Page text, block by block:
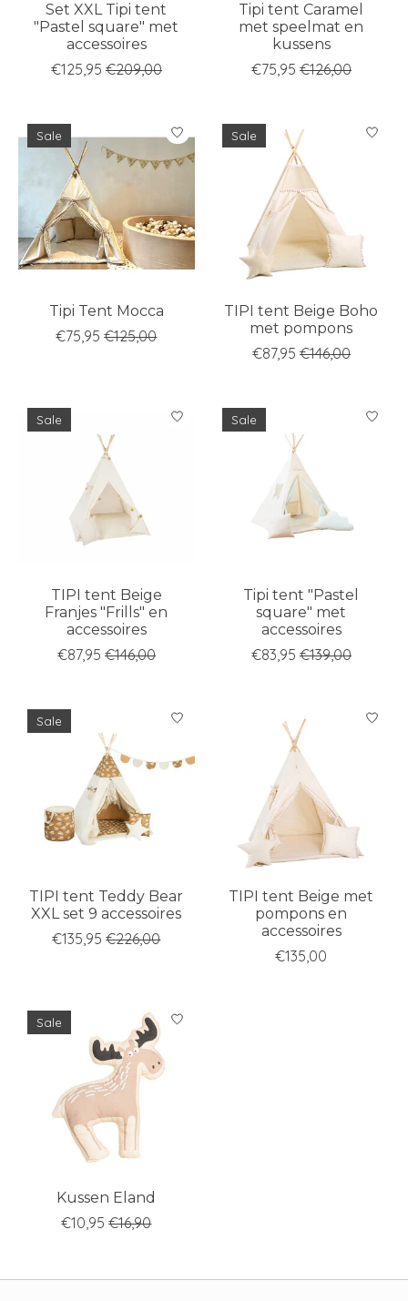
Set XXL Tipi tent
"Pastel square" met
accessoires
€125,95 €209,00
Tipi tent Caramel
met speelmat en
kussens
€75,95 €126,00
Sale
Tipi Tent Mocca
€75,95 €125,00
Sale
TIPI tent Beige Boho
met pompons
€87,95 €146,00
Sale
TIPI tent Beige
Franjes "Frills" en
accessoires
€87,95 €146,00
Sale
Tipi tent "Pastel
square" met
accessoires
€83,95 €139,00
Sale
TIPI tent Teddy Bear
XXL set 9 accessoires
€135,95 €226,00
TIPI tent Beige met
pompons en
accessoires
€135,00
Sale
Kussen Eland
€10,95 €16,90